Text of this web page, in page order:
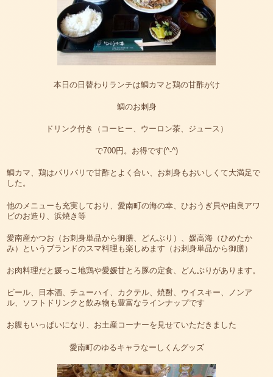
本日の日替わりランチは鯛カマと鶏の甘酢がけ
鯛のお刺身
ドリンク付き（コーヒー、ウーロン茶、ジュース）
で700円。お得です(^-^)
鯛カマ、鶏はパリパリで甘酢とよく合い、お刺身もおいしくて大満足で
した。
他のメニューも充実しており、愛南町の海の幸、ひおうぎ貝や由良アワ
ビのお造り、浜焼き等
愛南産かつお（お刺身単品から御膳、どんぶり）、媛高海（ひめたか
み）というブランドのスマ料理も楽しめます（お刺身単品から御膳）
お肉料理だと媛っこ地鶏や愛媛甘とろ豚の定食、どんぶりがあります。
ビール、日本酒、チューハイ、カクテル、焼酎、ウイスキー、ノンア
ル、ソフトドリンクと飲み物も豊富なラインナップです
お腹もいっぱいになり、お土産コーナーを見せていただきました
愛南町のゆるキャラなーしくんグッズ